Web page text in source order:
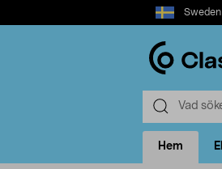
Select
market
Sweden
Hem El